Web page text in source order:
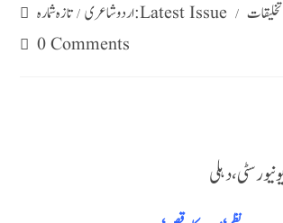
اردو شاعری / تازہ شمارہ : Latest Issue / تخلیقات
0 Comments
دہلی